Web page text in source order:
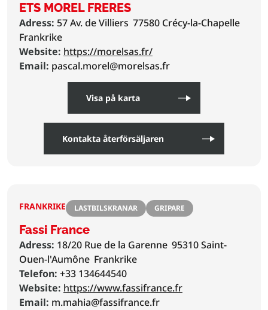
ETS MOREL FRERES
Adress: 57 Av. de Villiers 77580 Crécy-la-Chapelle
Frankrike
Website: https://morelsas.fr/
Email: pascal.morel@morelsas.fr
Visa på karta
Kontakta återförsäljaren
FRANKRIKE LASTBILSKRANAR GRIPARE
Fassi France
Adress: 18/20 Rue de la Garenne 95310 Saint-
Ouen-l'Aumône Frankrike
Telefon: +33 134644540
Website: https://www.fassifrance.fr
Email: m.mahia@fassifrance.fr